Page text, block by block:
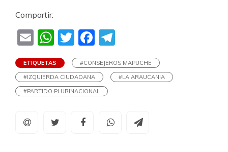
Compartir:
EmailWhatsApp
TwitterFacebook
ETIQUETAS
#CONSEJEROS MAPUCHE
#IZQUIERDA CIUDADANA
#LA ARAUCANIA
#PARTIDO PLURINACIONAL